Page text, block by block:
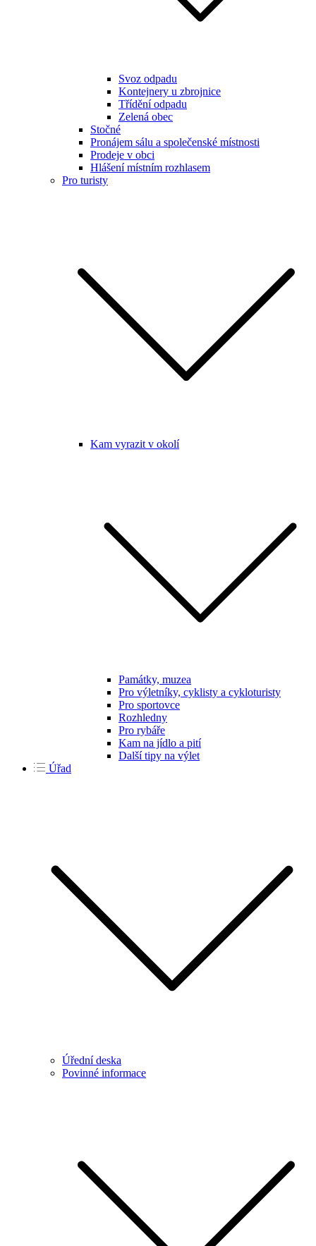
Svoz odpadu
Kontejnery u zbrojnice
Třídění odpadu
Zelená obec
Stočné
Pronájem sálu a společenské místnosti
Prodeje v obci
Hlášení místním rozhlasem
Pro turisty
Kam vyrazit v okolí
Památky, muzea
Pro výletníky, cyklisty a cykloturisty
Pro sportovce
Rozhledny
Pro rybáře
Kam na jídlo a pití
Další tipy na výlet
Úřad
Úřední deska
Povinné informace